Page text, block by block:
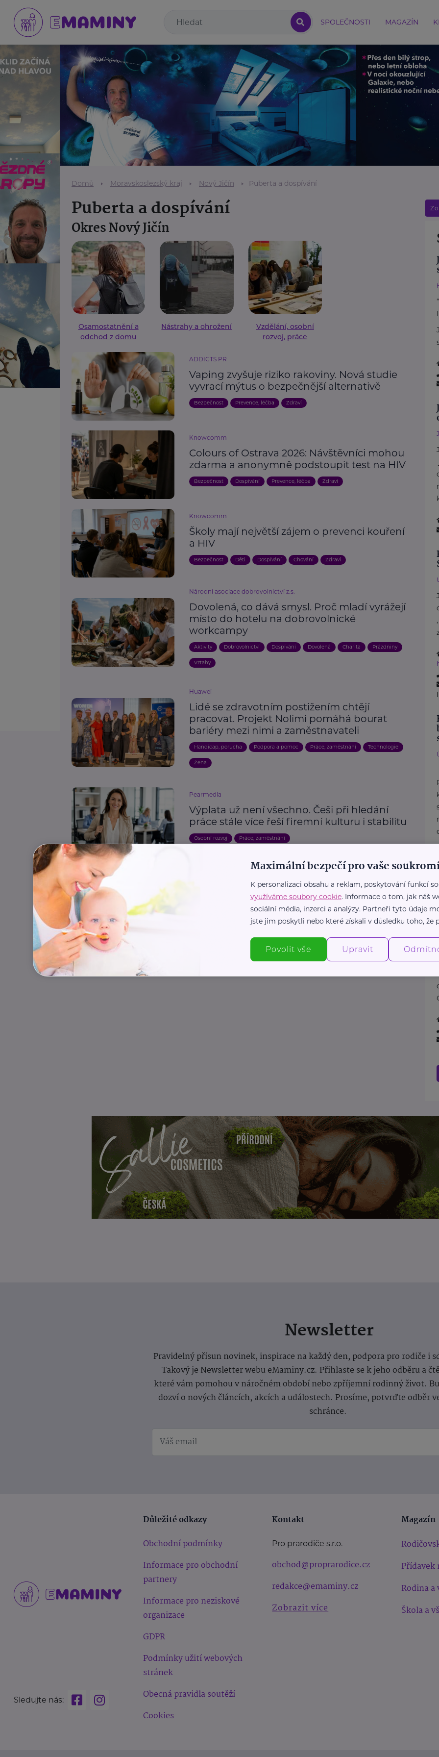
SPOLEČNOSTI MAGAZÍN
Domů Moravskoslezský kraj Nový Jičín Puberta a dospívání
Puberta a dospívání
Okres Nový Jičín
Osamostatnění a
odchod z domu
Nástrahy a ohrožení
Vzdělání, osobní
rozvoj, práce
ADDICTS PR
Vaping zvyšuje riziko rakoviny. Nová studie
vyvrací mýtus o bezpečnější alternativě
Bezpečnost Prevence, léčba Zdraví
Knowcomm
Colours of Ostrava 2026: Návštěvníci mohou
zdarma a anonymně podstoupit test na HIV
Bezpečnost Dospívání Prevence, léčba Zdraví
Knowcomm
Školy mají největší zájem o prevenci kouření
a HIV
Bezpečnost Děti Dospívání Chování Zdraví
Národní asociace dobrovolnictví z.s.
Dovolená, co dává smysl. Proč mladí vyrážejí
místo do hotelu na dobrovolnické
workcampy
Aktivity Dobrovolnictví Dospívání Dovolená Charita Prázdniny
Vztahy
Huawei
Lidé se zdravotním postižením chtějí
pracovat. Projekt Nolimi pomáhá bourat
bariéry mezi nimi a zaměstnavateli
Handicap, porucha Podpora a pomoc Práce, zaměstnání Technologie
Žena
Pearmedia
Výplata už není všechno. Češi při hledání
práce stále více řeší firemní kulturu i stabilitu
Osobní rozvoj Práce, zaměstnání
Newsletter
Pravidelný přísun novinek, inspirace na každý den, podpora pro rodiče i
Takový je Newsletter webu eMaminy.cz. Přihlaste se k jeho odběru a
které vám pomohou v náročném období nebo zpříjemní rodinný život.
dozví o nových článcích, akcích a událostech. Prosíme, potvrďte odběr
schránce.
Sledujte nás:
Důležité odkazy
Obchodní podmínky
Informace pro obchodní
partnery
Informace pro neziskové
organizace
GDPR
Podmínky užití webových
stránek
Obecná pravidla soutěží
Cookies
Kontakt
Pro prarodiče s.r.o.
obchod@proprarodice.cz
redakce@emaminy.cz
Zobrazit více
Magazín
Přídavek
Rodina a
Škola a
Maximální bezpečí pro vaše
K personalizaci obsahu a reklam, poskytování funkcí
využíváme soubory cookie. Informace o tom, jak náš
sociální média, inzerci a analýzy. Partneři tyto údaje
jste jim poskytli nebo které získali v důsledku toho, že
Povolit vše Upravit